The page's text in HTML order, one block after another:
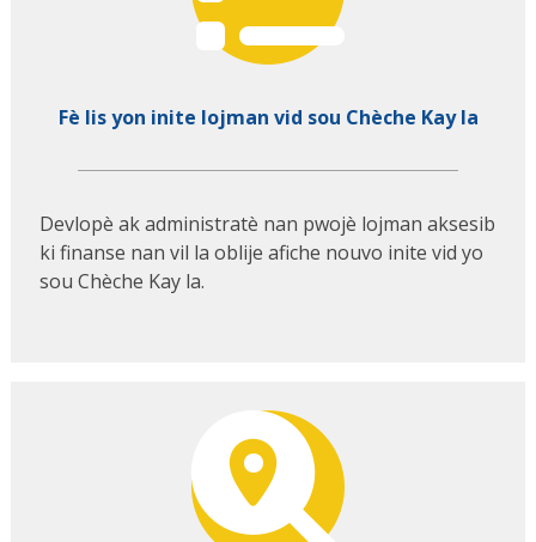
Fè lis yon inite lojman vid sou Chèche Kay la
Devlopè ak administratè nan pwojè lojman aksesib
ki finanse nan vil la oblije afiche nouvo inite vid yo
sou Chèche Kay la.